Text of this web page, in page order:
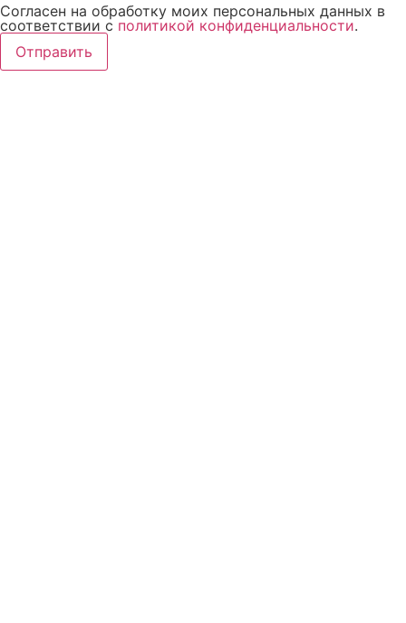
Согласен на обработку моих персональных данных в
соответствии с политикой конфиденциальности.
Отправить